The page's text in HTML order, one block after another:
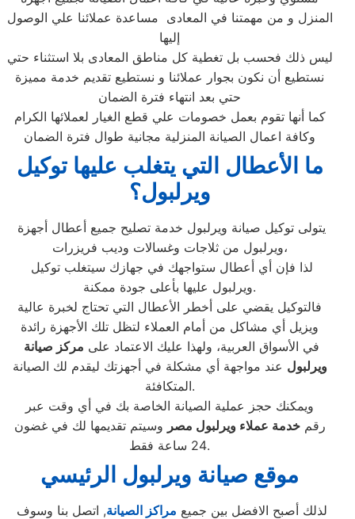
المنزل و من مهمتنا في المعادى مساعدة عملائنا علي الوصول
إليها
ليس ذلك فحسب بل تغطية كل مناطق المعادى بلا استثناء حتي
نستطيع أن نكون بجوار عملائنا و نستطيع تقديم خدمة مميزة
حتي بعد انتهاء فترة الضمان
كما أنها تقوم بعمل خصومات علي قطع الغيار لعملائها الكرام
وكافة اعمال الصيانة المنزلية مجانية طوال فترة الضمان
ما الأعطال التي يتغلب عليها توكيل
ويرلبول؟
ويرلبول من ثلاجات وغسالات وديب فريزرات،
ويرلبول عليها بأعلى جودة ممكنة.
فالتوكيل يقضي على أخطر الأعطال التي تحتاج لخبرة عالية
ويزيل أي مشاكل من أمام العملاء لتظل تلك الأجهزة رائدة
في الأسواق العربية، ولهذا عليك الاعتماد على مركز صيانة
ويرلبول عند مواجهة أي مشكلة في أجهزتك ليقدم لك الصيانة
المتكافئة.
ويمكنك حجز عملية الصيانة الخاصة بك في أي وقت عبر
رقمخدمة عملاء ويرلبول مصر وسيتم تقديمها لك في غضون
24 ساعة فقط.
موقع صيانة ويرلبول الرئيسي
لذلك أصبح الافضل بين جميع مراكز الصيانة, اتصل بنا وسوف